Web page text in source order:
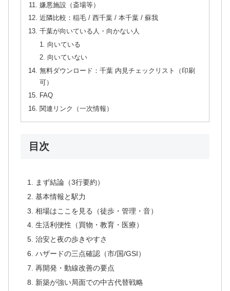
嫌悪施設（斎場等）
近隣比較：稲毛 / 西千葉 / 本千葉 / 蘇我
千葉が向いている人・向かない人
向いている
向いていない
無料ダウンロード：千葉 内見チェックリスト（印刷
可）
FAQ
関連リンク（一次情報）
目次
まず結論（3行要約）
基本情報と駅力
相場はここを見る（徒歩・管理・音）
生活利便性（買物・教育・医療）
治安と夜の歩きやすさ
ハザードの三点確認（市/国/GSI）
再開発・動線改善の要点
新築が強い局面での中古代替戦略